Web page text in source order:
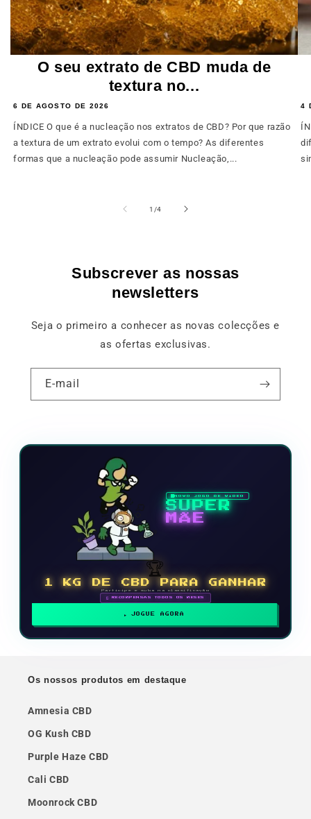
O seu extrato de CBD muda de
textura no...
6 DE AGOSTO DE 2026
ÍNDICE O que é a nucleação nos extratos de CBD? Por que razão
a textura de um extrato evolui com o tempo? As diferentes
formas que a nucleação pode assumir Nucleação,...
4
1 /de
4
Subscrever as nossas
newsletters
Seja o primeiro a conhecer as novas colecções e
as ofertas exclusivas.
E-mail
NOVO JOGO DE VÍDEO
SUPER
MÃE
🏆
1 KG DE CBD PARA GANHAR
Participe e suba na classificação
🗓 RECOMPENSAS TODOS OS MESES
JOGUE AGORA
Os nossos produtos em destaque
Amnesia CBD
OG Kush CBD
Purple Haze CBD
Cali CBD
Moonrock CBD